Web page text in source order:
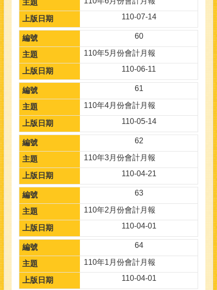
110-07-14
60
110年5月份會計月報
110-06-11
61
110年4月份會計月報
110-05-14
62
110年3月份會計月報
110-04-21
63
110年2月份會計月報
110-04-01
64
110年1月份會計月報
110-04-01